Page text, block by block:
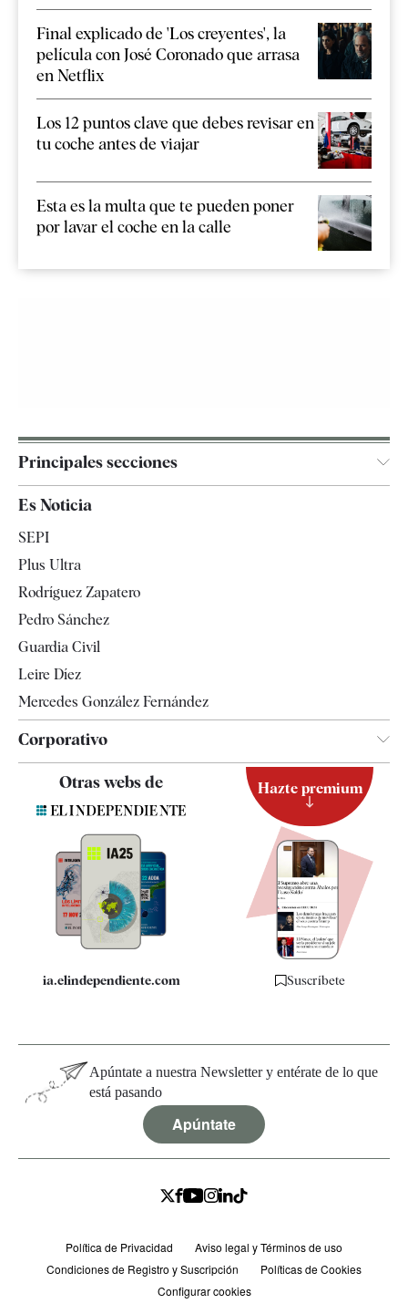
Final explicado de 'Los creyentes', la
película con José Coronado que arrasa
en Netflix
Los 12 puntos clave que debes revisar en
tu coche antes de viajar
Esta es la multa que te pueden poner
por lavar el coche en la calle
Principales secciones
España
Televisión
Es Noticia
SEPI
Plus Ultra
Rodríguez Zapatero
Pedro Sánchez
Guardia Civil
Leire Díez
Mercedes González Fernández
Corporativo
Contacto
Quiénes somos
Especificaciones
Otras webs de
ia.elindependiente.com
Hazte premium
Suscríbete
Apúntate a nuestra Newsletter y entérate de lo que
está pasando
Apúntate
Política de Privacidad
Aviso legal y Términos de uso
Condiciones de Registro y Suscripción
Políticas de Cookies
Configurar cookies